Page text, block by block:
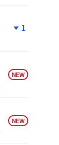
1
NEW
NEW